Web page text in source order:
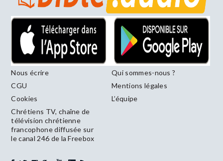
Nous écrire
Qui sommes-nous ?
CGU
Mentions légales
Cookies
L’équipe
Chrétiens TV, chaîne de
télévision chrétienne
francophone diffusée sur
le canal 246 de la Freebox